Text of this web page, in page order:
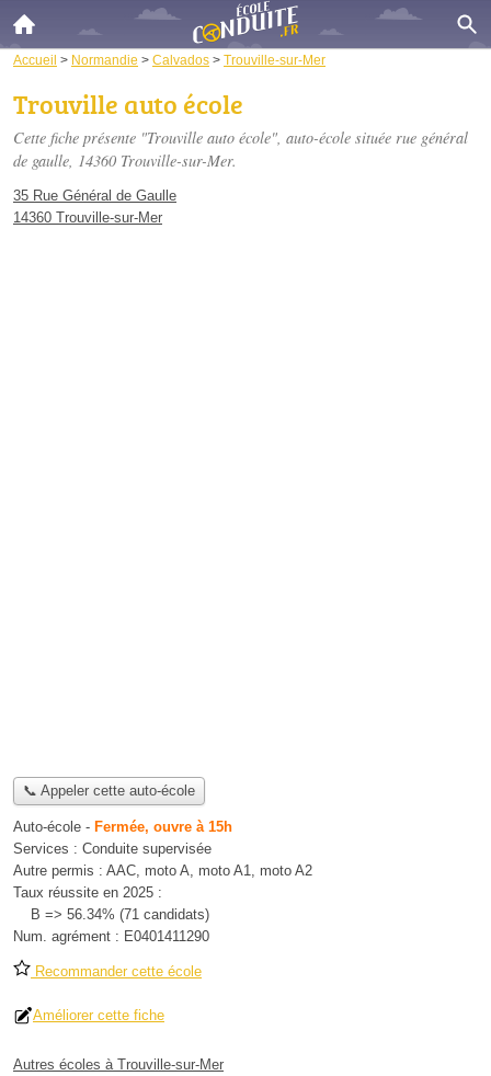
Accueil > Normandie > Calvados > Trouville-sur-Mer
Trouville auto école
Cette fiche présente "Trouville auto école", auto-école située rue général
de gaulle, 14360 Trouville-sur-Mer.
35 Rue Général de Gaulle
14360 Trouville-sur-Mer
📞 Appeler cette auto-école
Auto-école - Fermée, ouvre à 15h
Services : Conduite supervisée
Autre permis : AAC, moto A, moto A1, moto A2
Taux réussite en 2025 :
B => 56.34% (71 candidats)
Num. agrément : E0401411290
Recommander cette école
Améliorer cette fiche
Autres écoles à Trouville-sur-Mer